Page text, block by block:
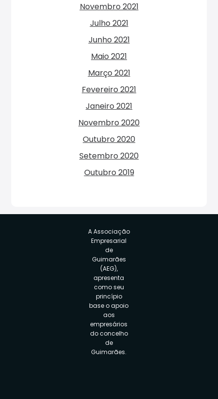
Novembro 2021
Julho 2021
Junho 2021
Maio 2021
Março 2021
Fevereiro 2021
Janeiro 2021
Novembro 2020
Outubro 2020
Setembro 2020
Outubro 2019
A Associação
Empresarial
de
Guimarães
(AEG),
apresenta
como seu
princípio
base o apoio
aos
empresários
do concelho
de
Guimarães.